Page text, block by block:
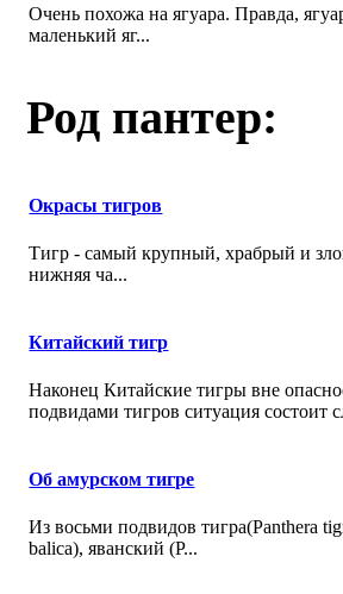
Очень похожа на ягуара. Правда,
маленький яг...
Род пантер:
Окрасы тигров
Тигр - самый крупный, храбрый и
нижняя ча...
Китайский тигр
Наконец Китайские тигры вне
подвидами тигров ситуация состоит
Об амурском тигре
Из восьми подвидов тигра(Panthera
balica), яванский (P...